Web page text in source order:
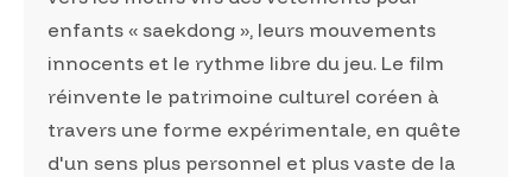
enfants « saekdong », leurs mouvements
innocents et le rythme libre du jeu. Le film
réinvente le patrimoine culturel coréen à
travers une forme expérimentale, en quête
d'un sens plus personnel et plus vaste de la